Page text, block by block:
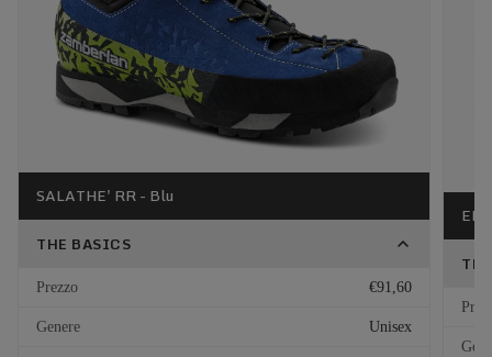
SALATHE' RR - Blu
THE BASICS
Prezzo €91,60
Genere Unisex
EL